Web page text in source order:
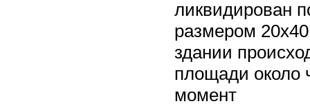
ликвидирован
размером
здании
площади около
момент